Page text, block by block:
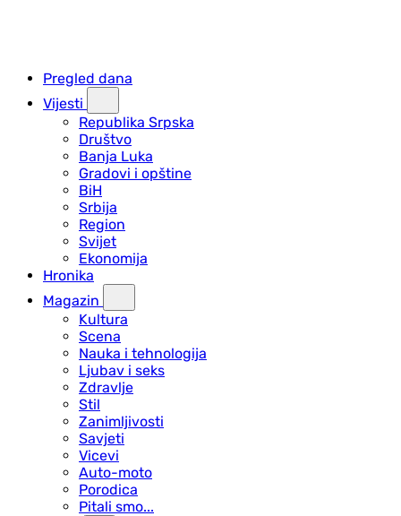
Pregled dana
Vijesti
Republika Srpska
Društvo
Banja Luka
Gradovi i opštine
BiH
Srbija
Region
Svijet
Ekonomija
Hronika
Magazin
Kultura
Scena
Nauka i tehnologija
Ljubav i seks
Zdravlje
Stil
Zanimljivosti
Savjeti
Vicevi
Auto-moto
Porodica
Pitali smo...